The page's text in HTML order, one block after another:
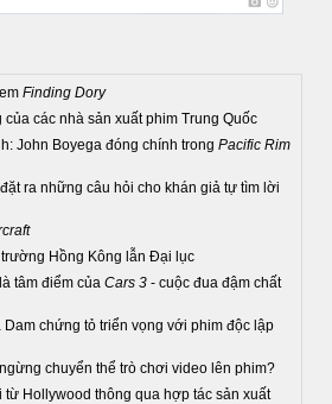
Finding Dory
các nhà sản xuất phim Trung Quốc
John Boyega đóng chính trong Pacific Rim
ra những câu hỏi cho khán giả tự tìm lời
Hồng Kông lẫn Đại lục
tâm điểm của Cars 3 - cuộc đua đậm chất
chứng tỏ triển vọng với phim độc lập
chuyển thể trò chơi video lên phim?
Hollywood thông qua hợp tác sản xuất